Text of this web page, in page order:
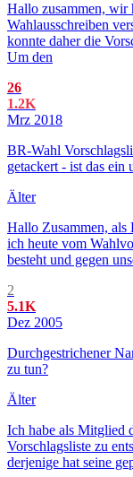
Hallo zusammen, wir
Wahlausschreiben
konnte daher die
Um den
26
1.2K
Mrz 2018
BR-Wahl
getackert - ist das ein
Älter
Hallo Zusammen, als
ich heute vom
besteht und gegen
2
5.1K
Dez 2005
Durchgestrichener
zu tun?
Älter
Ich habe als Mitglied
Vorschlagsliste zu
derjenige hat seine